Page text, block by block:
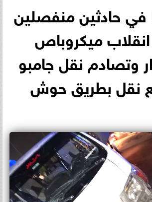
في حادثين منفصلين
انقلاب ميكروباص
وتصادم نقل جامبو
نقل بطريق حوش